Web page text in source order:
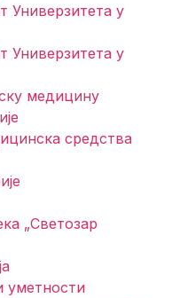
Универзитета у
Универзитета у
медицину
средства
„Светозар
уметности